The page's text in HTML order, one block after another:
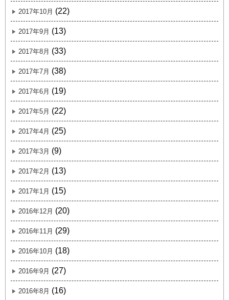
2017年10月 (22)
2017年9月 (13)
2017年8月 (33)
2017年7月 (38)
2017年6月 (19)
2017年5月 (22)
2017年4月 (25)
2017年3月 (9)
2017年2月 (13)
2017年1月 (15)
2016年12月 (20)
2016年11月 (29)
2016年10月 (18)
2016年9月 (27)
2016年8月 (16)